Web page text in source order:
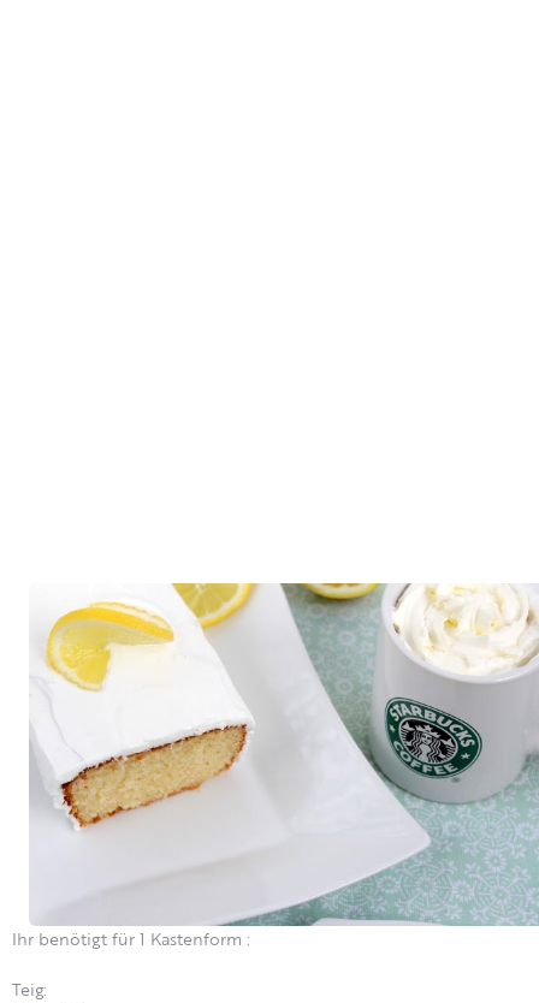
Ihr benötigt für 1 Kastenform :
Teig: